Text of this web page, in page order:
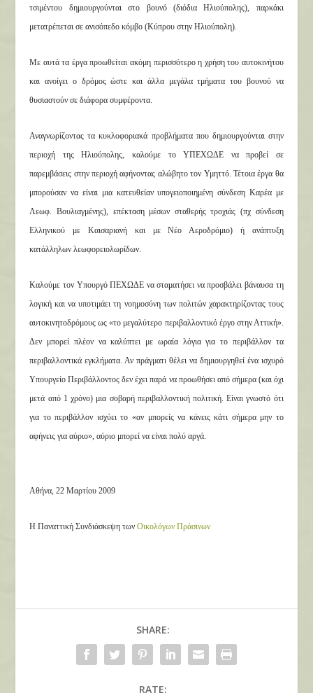
τσιμέντου δημιουργούνται στο βουνό (διόδια Ηλιούπολης), παρκάκι
μετατρέπεται σε ανισόπεδο κόμβο (Κύπρου στην Ηλιούπολη).
Με αυτά τα έργα προωθείται ακόμη περισσότερο η χρήση του αυτοκινήτου
και ανοίγει ο δρόμος ώστε και άλλα μεγάλα τμήματα του βουνού να
θυσιαστούν σε διάφορα συμφέροντα.
Αναγνωρίζοντας τα κυκλοφοριακά προβλήματα που δημιουργούνται στην
περιοχή της Ηλιούπολης, καλούμε το ΥΠΕΧΩΔΕ να προβεί σε
παρεμβάσεις στην περιοχή αφήνοντας αλώβητο τον Υμηττό. Τέτοια έργα θα
μπορούσαν να είναι μια κατευθείαν υπογειοποιημένη σύνδεση Καρέα με
Λεωφ. Βουλιαγμένης), επέκταση μέσων σταθερής τροχιάς (πχ σύνδεση
Ελληνικού με Καισαριανή και με Νέο Αεροδρόμιο) ή ανάπτυξη
κατάλληλων λεωφορειολωρίδων.
Καλούμε τον Υπουργό ΠΕΧΩΔΕ να σταματήσει να προσβάλει βάναυσα τη
λογική και να υποτιμάει τη νοημοσύνη των πολιτών χαρακτηρίζοντας τους
αυτοκινητοδρόμους ως «το μεγαλύτερο περιβαλλοντικό έργο στην Αττική».
Δεν μπορεί πλέον να καλύπτει με ωραία λόγια για το περιβάλλον τα
περιβαλλοντικά εγκλήματα. Αν πράγματι θέλει να δημιουργηθεί ένα ισχυρό
Υπουργείο Περιβάλλοντος δεν έχει παρά να προωθήσει από σήμερα (και όχι
μετά από 1 χρόνο) μια σοβαρή περιβαλλοντική πολιτική. Είναι γνωστό ότι
για το περιβάλλον ισχύει το «αν μπορείς να κάνεις κάτι σήμερα μην το
αφήνεις για αύριο», αύριο μπορεί να είναι πολύ αργά.
Αθήνα, 22 Μαρτίου 2009
Η Παναττική Συνδιάσκεψη τωνΟικολόγων Πράσινων
SHARE:
RATE: